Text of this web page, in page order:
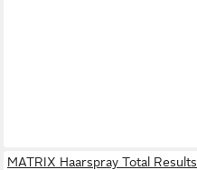
MATRIX Haarspray Total Results